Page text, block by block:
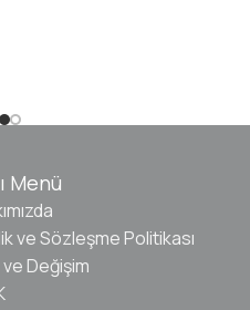
Menü
ve Sözleşme Politikası
Değişim